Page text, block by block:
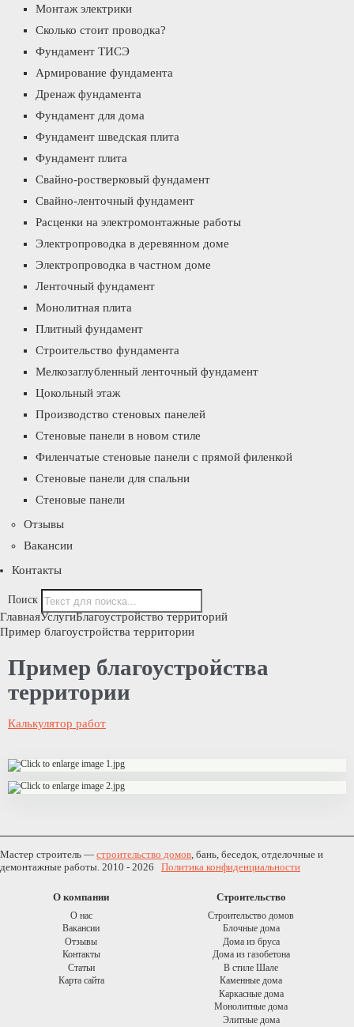
Монтаж электрики
Сколько стоит проводка?
Фундамент ТИСЭ
Армирование фундамента
Дренаж фундамента
Фундамент для дома
Фундамент шведская плита
Фундамент плита
Свайно-ростверковый фундамент
Свайно-ленточный фундамент
Расценки на электромонтажные работы
Электропроводка в деревянном доме
Электропроводка в частном доме
Ленточный фундамент
Монолитная плита
Плитный фундамент
Строительство фундамента
Мелкозаглубленный ленточный фундамент
Цокольный этаж
Производство стеновых панелей
Стеновые панели в новом стиле
Филенчатые стеновые панели с прямой филенкой
Стеновые панели для спальни
Стеновые панели
Отзывы
Вакансии
Контакты
Поиск
ГлавнаяУслугиБлагоустройство территорий
Пример благоустройства территории
Пример благоустройства
территории
Калькулятор работ
Мастер строитель — строительство домов, бань, беседок, отделочные и
демонтажные работы. 2010 - 2026 Политика конфиденциальности
О компании
О нас
Вакансии
Отзывы
Контакты
Статьи
Карта сайта
Строительство
Строительство домов
Блочные дома
Дома из бруса
Дома из газобетона
В стиле Шале
Каменные дома
Каркасные дома
Монолитные дома
Элитные дома